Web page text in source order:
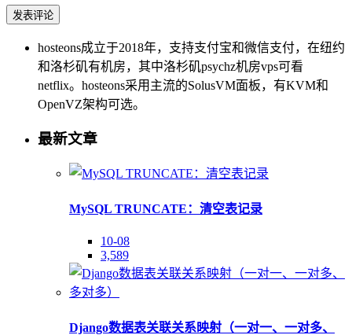
hosteons成立于2018年，支持支付宝和微信支付，在纽约
和洛杉矶有机房，其中洛杉矶psychz机房vps可看
netflix。hosteons采用主流的SolusVM面板，有KVM和
OpenVZ架构可选。
最新文章
MySQL TRUNCATE：清空表记录
10-08
3,589
Django数据表关联关系映射（一对一、一对多、